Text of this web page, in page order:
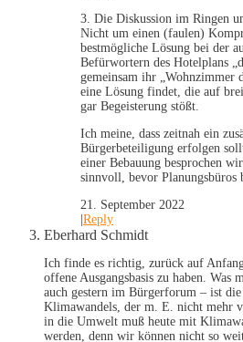
3. Die Diskussion im Ringen
Nicht um einen (faulen)
bestmögliche Lösung bei der
Befürwortern des Hotelplans
gemeinsam ihr „Wohnzimmer
eine Lösung findet, die auf
gar Begeisterung stößt.
Ich meine, dass zeitnah ein
Bürgerbeteiligung erfolgen
einer Bebauung besprochen
sinnvoll, bevor Planungsbüros
21. September 2022
Reply
Eberhard Schmidt
Ich finde es richtig, zurück auf
offene Ausgangsbasis zu haben.
auch gestern im Bürgerforum – ist
Klimawandels, der m. E. nicht mehr
in die Umwelt muß heute mit
werden, denn wir können nicht so